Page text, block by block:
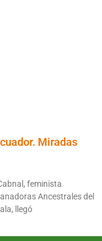
Miradas
feminista
Ancestrales del
llegó